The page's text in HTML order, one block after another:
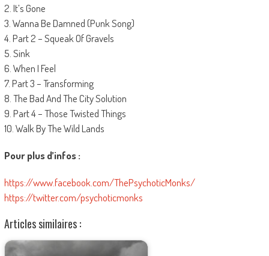
2. It’s Gone
3. Wanna Be Damned (Punk Song)
4. Part 2 – Squeak Of Gravels
5. Sink
6. When I Feel
7. Part 3 – Transforming
8. The Bad And The City Solution
9. Part 4 – Those Twisted Things
10. Walk By The Wild Lands
Pour plus d’infos :
https://www.facebook.com/ThePsychoticMonks/
https://twitter.com/psychoticmonks
Articles similaires :